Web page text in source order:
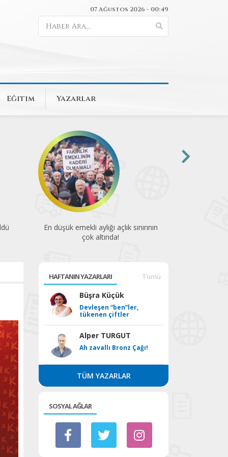
07 Ağustos 2026 - 00:49
Eğitim Yazarlar
En düşük emekli aylığı açlık sınırının
çok altında!
HAFTANIN YAZARLARI Tümü
Büşra Küçük
Devleşen “ben”ler,
tükenen çiftler
Alper TURGUT
Ah zavallı Bronz Çağı!
TÜM YAZARLAR
SOSYAL AĞLAR